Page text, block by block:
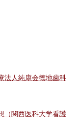
人純康会徳地歯科
関西医科大学看護